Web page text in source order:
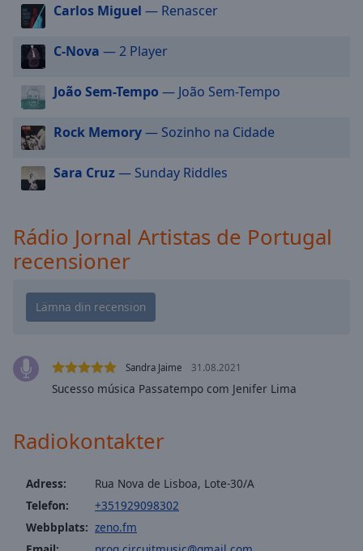
modal
window.
Beginning
window.
Escape
cancel
close
the
window.
Color
Opacity
Background
Color
Caption
Carlos Miguel — Renascer
C-Nova — 2 Player
João Sem-Tempo — João Sem-Tempo
Rock Memory— Sozinho na Cidade
Sara Cruz— Sunday Riddles
Rádio Jornal Artistas de Portugal
recensioner
Sandra Jaime 31.08.2021
Sucesso música Passatempo com Jenifer Lima
Radiokontakter
Adress:
Rua Nova de Lisboa, Lote-30/A
Telefon:
+351929098302
Webbplats: zeno.fm